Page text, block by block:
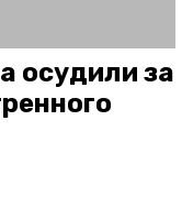
осудили за